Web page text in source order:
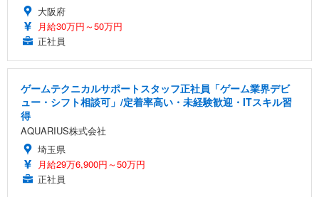
大阪府
月給30万円～50万円
正社員
ゲームテクニカルサポートスタッフ正社員「ゲーム業界デビ
ュー・シフト相談可」/定着率高い・未経験歓迎・ITスキル習
得
AQUARIUS株式会社
埼玉県
月給29万6,900円～50万円
正社員